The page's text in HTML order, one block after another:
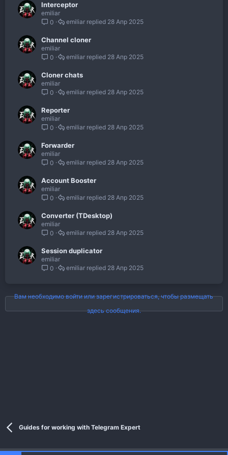
Interceptor
emiliar
0
28 Апр 2025
emiliar
Channel cloner
emiliar
0
28 Апр 2025
emiliar
Cloner chats
emiliar
0
28 Апр 2025
emiliar
Reporter
emiliar
0
28 Апр 2025
emiliar
Forwarder
emiliar
0
28 Апр 2025
emiliar
Account Booster
emiliar
0
28 Апр 2025
emiliar
Converter (TDesktop)
emiliar
0
28 Апр 2025
emiliar
Session duplicator
emiliar
0
28 Апр 2025
emiliar
Вам необходимо войти или зарегистрироваться, чтобы размещать
здесь сообщения.
Guides for working with Telegram Expert